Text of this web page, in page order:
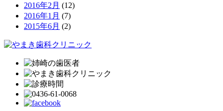
2016年2月 (12)
2016年1月 (7)
2015年6月 (2)